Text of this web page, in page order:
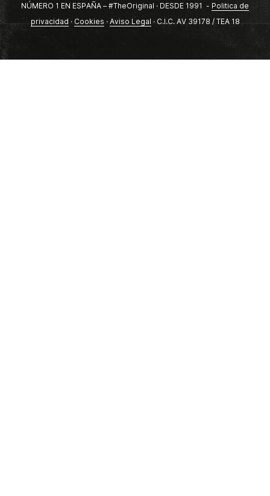
NÚMERO 1 EN ESPAÑA – #TheOriginal · DESDE 1991 - Politica de
privacidad · Cookies · Aviso Legal · C.I.C. AV 39178 / TEA 18